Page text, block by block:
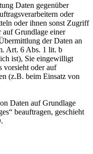
Daten gegenüber
oder
oder ihnen sonst Zugriff
auf Grundlage einer
der Daten an
Art. 6 Abs. 1 lit. b
ist), Sie eingewilligt
vorsieht oder auf
(z.B. beim Einsatz von
Daten auf Grundlage
beauftragen, geschieht